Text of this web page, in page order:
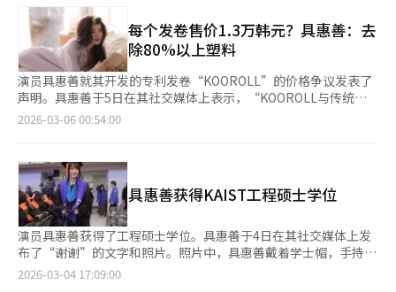
每个发卷售价1.3万韩元？具惠善：去
除80%以上塑料
演员具惠善就其开发的专利发卷“KOOROLL”的价格争议发表了
声明。具惠善于5日在其社交媒体上表示，“KOOROLL与传统圆
形发卷不同，去除了80%以上的塑料”，并称“传统发卷容易缠绕
较高，因此目前价格较高，但计划通过折扣活动降低消费者的购买
负担。”同时，她宣传道：“如果考虑环保，请选择
KOOROLL。”近日，具惠善在社交媒体上公开了KOOROLL的官
方销售网站链接和价格信息，引发网友热议。普通发卷价格通常在
400至500韩元之间，而一些高端产品价格在4000至5000韩元左
右。此外，具惠善最近在韩国科学技术院（KAIST）科学新闻学研
究生院获得了工程硕士学位。KOOROLL于2025年被评为韩国优秀
专利奖。※ 本报道经人工智能（AI）系统翻译与编辑。
2026-03-06 00:54:00
具惠善获得KAIST工程硕士学位
演员具惠善获得了工程硕士学位。具惠善于4日在其社交媒体上发
布了“谢谢”的文字和照片。照片中，具惠善戴着学士帽，手持
KAIST文术未来战略学院科学新闻学专业的工程硕士学位证书。网
2026-03-04 17:09:00
页